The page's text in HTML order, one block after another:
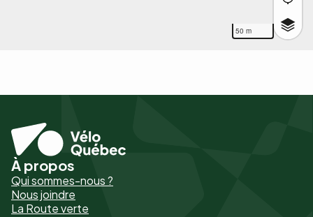
50 m
Pied
de
page
À propos
Qui sommes-nous ?
Nous joindre
La Route verte